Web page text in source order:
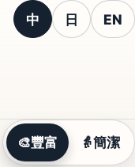
中 日 EN
🎨豐富 👵簡潔